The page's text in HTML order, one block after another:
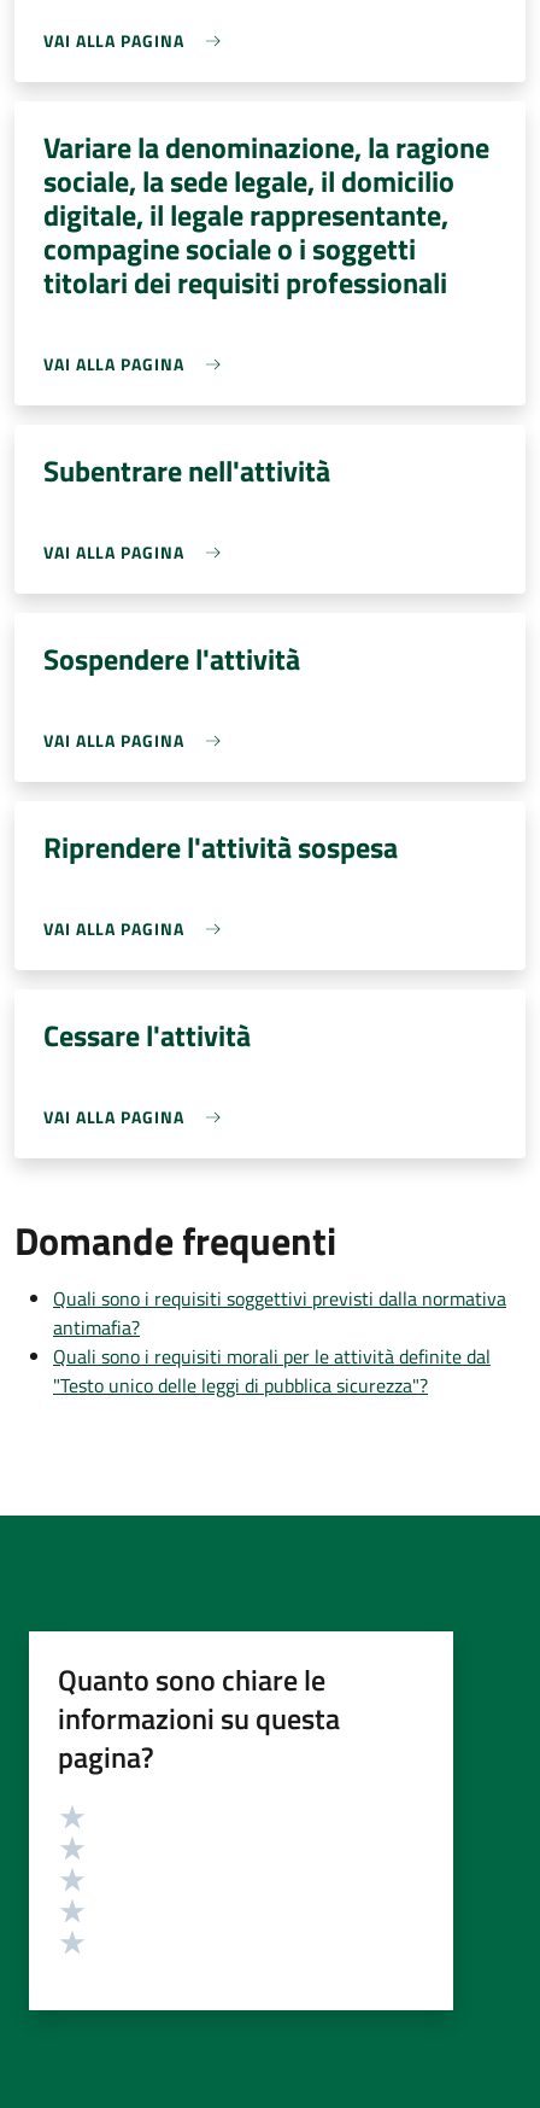
VAI ALLA PAGINA
Variare la denominazione, la ragione
sociale, la sede legale, il domicilio
digitale, il legale rappresentante,
compagine sociale o i soggetti
titolari dei requisiti professionali
VAI ALLA PAGINA
Subentrare nell'attività
VAI ALLA PAGINA
Sospendere l'attività
VAI ALLA PAGINA
Riprendere l'attività sospesa
VAI ALLA PAGINA
Cessare l'attività
VAI ALLA PAGINA
Domande frequenti
Quali sono i requisiti soggettivi previsti dalla normativa
antimafia?
Quali sono i requisiti morali per le attività definite dal
"Testo unico delle leggi di pubblica sicurezza"?
Quanto sono chiare le
informazioni su questa
pagina?
Valutazione